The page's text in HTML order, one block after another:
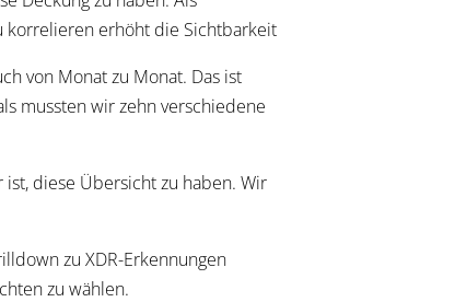
korrelieren erhöht die Sichtbarkeit
von Monat zu Monat. Das ist
mussten wir zehn verschiedene
diese Übersicht zu haben. Wir
zu XDR-Erkennungen
zu wählen.